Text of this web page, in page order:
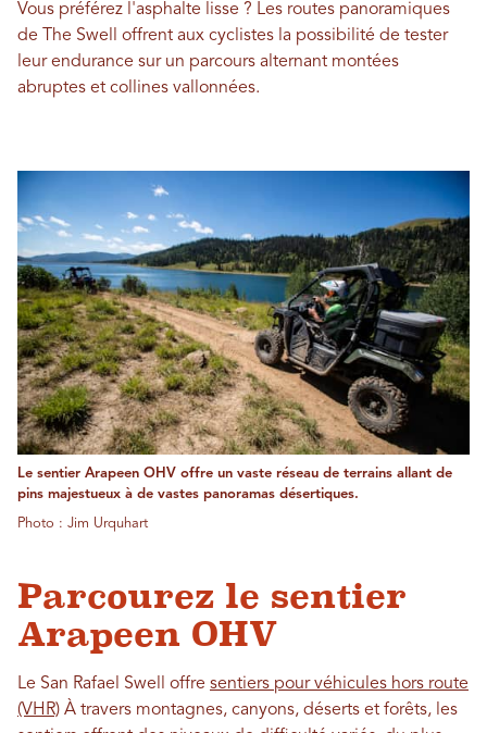
Vous préférez l'asphalte lisse ? Les routes panoramiques
de The Swell offrent aux cyclistes la possibilité de tester
leur endurance sur un parcours alternant montées
abruptes et collines vallonnées.
Le sentier Arapeen OHV offre un vaste réseau de terrains allant de
pins majestueux à de vastes panoramas désertiques.
Photo : Jim Urquhart
Parcourez le sentier
Arapeen OHV
Le San Rafael Swell offre sentiers pour véhicules hors route
(VHR) À travers montagnes, canyons, déserts et forêts, les